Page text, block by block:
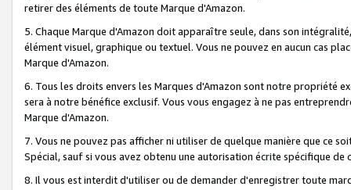
retirer des éléments de toute Marque d'Amazon.
5. Chaque Marque d'Amazon doit apparaître seule, dans son
élément visuel, graphique ou textuel. Vous ne pouvez en aucun cas
Marque d'Amazon.
6. Tous les droits envers les Marques d'Amazon sont notre propriété
sera à notre bénéfice exclusif. Vous vous engagez à ne pas
Marque d'Amazon.
7. Vous ne pouvez pas afficher ni utiliser de quelque manière que ce
Spécial, sauf si vous avez obtenu une autorisation écrite spécifique de
8. Il vous est interdit d'utiliser ou de demander d'enregistrer toute